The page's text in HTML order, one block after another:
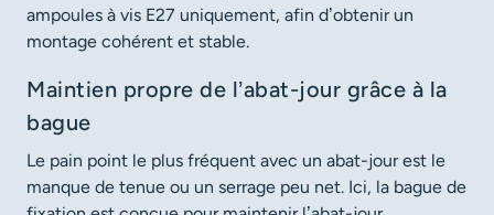
ampoules à vis E27 uniquement, afin d’obtenir un
montage cohérent et stable.
Maintien propre de l’abat-jour grâce à la
bague
Le pain point le plus fréquent avec un abat-jour est le
manque de tenue ou un serrage peu net. Ici, la bague de